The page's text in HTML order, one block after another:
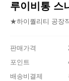
루이비통 스
★하이퀄리티 공장
판매가격
포인트
배송비결제